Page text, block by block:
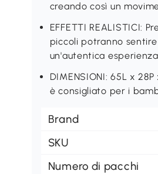
creando così un
EFFETTI REALISTICI:
piccoli potranno
un'autentica
DIMENSIONI: 65L x
è consigliato per i
Brand
SKU
Numero di pacchi